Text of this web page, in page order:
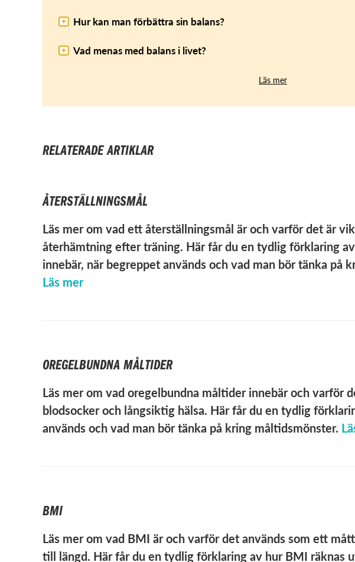
Hur kan man förbättra sin balans?
Vad menas med balans i livet?
Läs mer
RELATERADE ARTIKLAR
ÅTERSTÄLLNINGSMÅL
Läs mer om vad ett återställningsmål är och varför det är
återhämtning efter träning. Här får du en tydlig förklaring
innebär, när begreppet används och vad man bör tänka på
Läs mer
OREGELBUNDNA MÅLTIDER
Läs mer om vad oregelbundna måltider innebär och varför
blodsocker och långsiktig hälsa. Här får du en tydlig
används och vad man bör tänka på kring måltidsmönster.
BMI
Läs mer om vad BMI är och varför det används som ett
till längd. Här får du en tydlig förklaring av hur BMI räknas